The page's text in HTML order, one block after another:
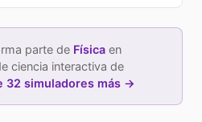
parte de Física en
ciencia interactiva de
32 simuladores más →